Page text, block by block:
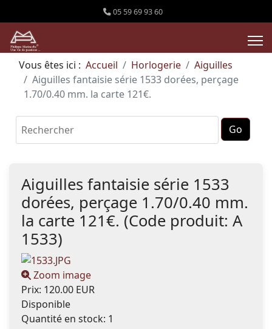
05 59 69 93 60
Vous êtes ici : Accueil Horlogerie
Aiguilles
Aiguilles fantaisie série 1533 dorées, perçage
1.70/0.40 mm. la carte 121€.
Aiguilles fantaisie série 1533
dorées, perçage 1.70/0.40 mm.
la carte 121€. (Code produit: A
1533)
Zoom image
Prix: 120.00 EUR
Disponible
Quantité en stock: 1